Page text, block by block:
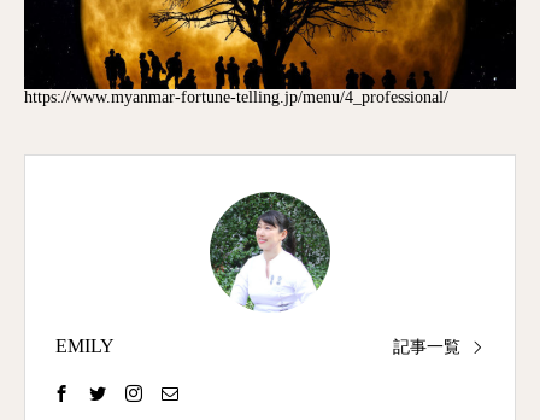
https://www.myanmar-fortune-telling.jp/menu/4_professional/
EMILY 記事一覧